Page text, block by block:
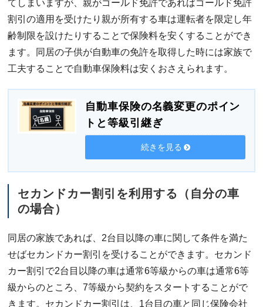
てしまいますが、親がゴールド免許であればゴールド免許
割引の適用を受けたり親が所有する車は運転者を限定し年
齢制限を設けたりすることで保険料を安くすることができ
ます。同居の子供が自動車の免許を取得した時には家族で
工夫することで自動車保険料は安くおさえられます。
自動車保険の名義変更のポイン
トと等級引継ぎ
続きを見る
セカンドカー割引を利用する（自分の車
の場合）
同居の家族であれば、2台目以降の車に関して条件を満た
せばセカンドカー割引を受けることができます。セカンド
カー割引で2台目以降の車は通常6等級からの車は通常6等
級からのところ、7等級から契約をスタートすることがで
きます。セカンドカー割引は、1台目の車と同じ保険会社